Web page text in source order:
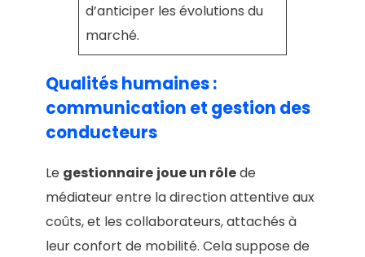
d’anticiper les évolutions du
marché.
Qualités humaines :
communication et gestion des
conducteurs
Le gestionnaire joue un rôlede
médiateur entre la direction attentive aux
coûts, et les collaborateurs, attachés à
leur confort de mobilité. Cela suppose de